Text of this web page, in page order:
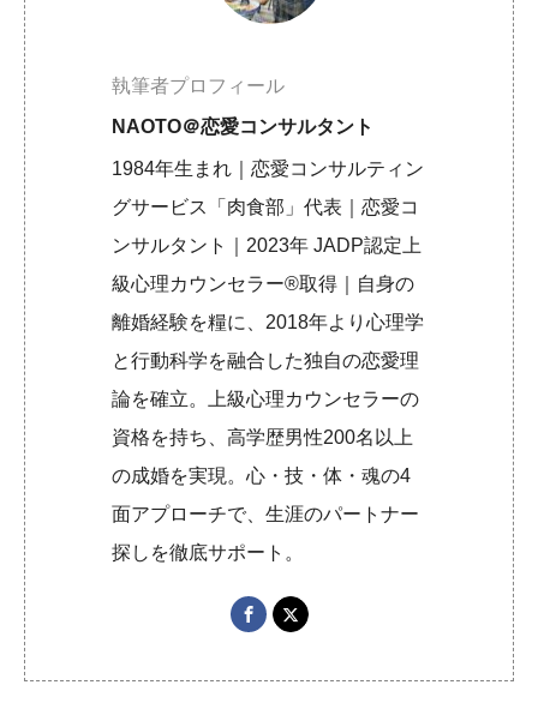
執筆者プロフィール
NAOTO＠恋愛コンサルタント
1984年生まれ｜恋愛コンサルティン
グサービス「肉食部」代表｜恋愛コ
ンサルタント｜2023年 JADP認定上
級心理カウンセラー®取得｜自身の
離婚経験を糧に、2018年より心理学
と行動科学を融合した独自の恋愛理
論を確立。上級心理カウンセラーの
資格を持ち、高学歴男性200名以上
の成婚を実現。心・技・体・魂の4
面アプローチで、生涯のパートナー
探しを徹底サポート。